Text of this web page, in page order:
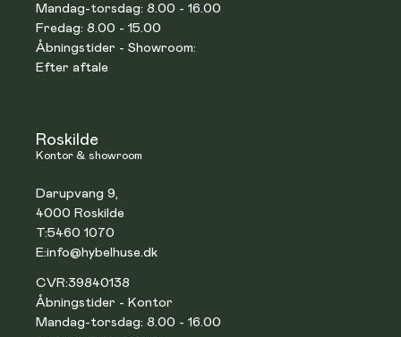
Mandag-torsdag: 8.00 - 16.00
Fredag: 8.00 - 15.00
Åbningstider - Showroom:
Efter aftale
Roskilde
Kontor & showroom
Darupvang 9,
4000 Roskilde
T:5460 1070
E:info@hybelhuse.dk
CVR:39840138
Åbningstider - Kontor
Mandag-torsdag: 8.00 - 16.00